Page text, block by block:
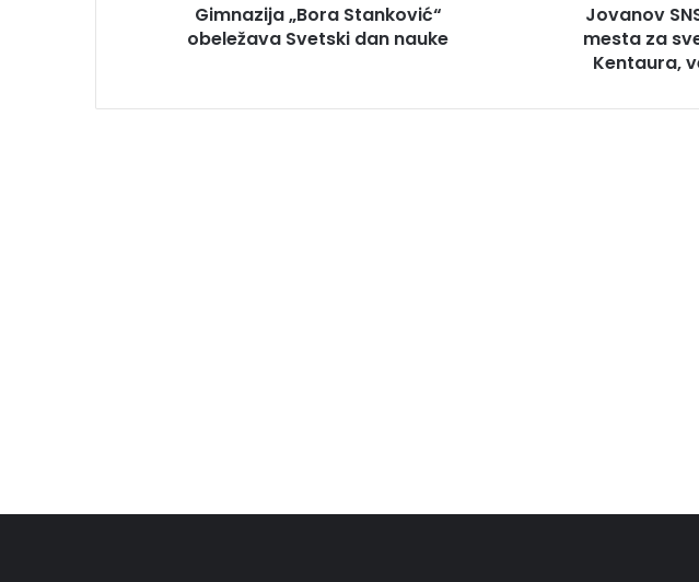
Gimnazija „Bora Stanković“
obeležava Svetski dan nauke
Jovanov
mesta za
Kentaura,